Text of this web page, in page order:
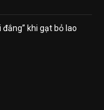
đắng” khi gạt bỏ lao